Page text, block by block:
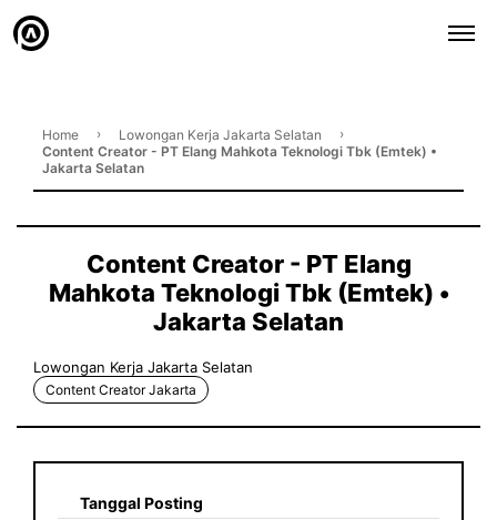
Home › Lowongan Kerja Jakarta Selatan
›
Content Creator - PT Elang Mahkota Teknologi Tbk (Emtek) •
Jakarta Selatan
Content Creator - PT Elang
Mahkota Teknologi Tbk (Emtek) •
Jakarta Selatan
Lowongan Kerja Jakarta Selatan
Content Creator Jakarta
Tanggal Posting